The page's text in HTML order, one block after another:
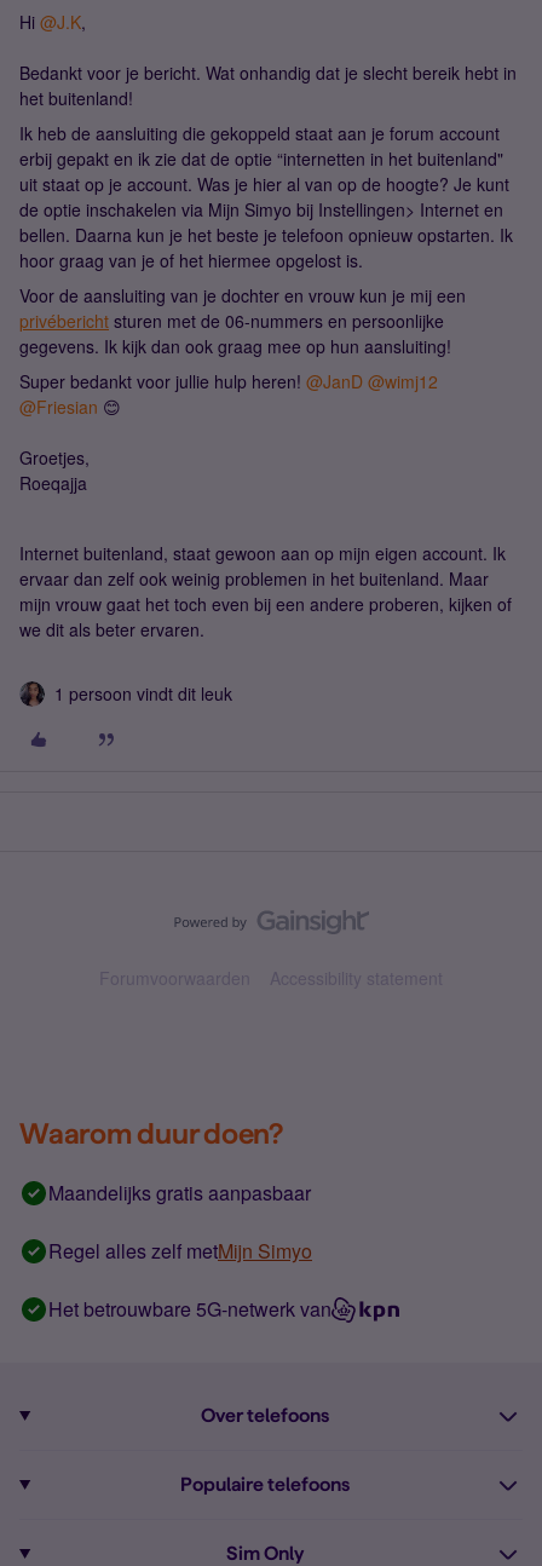
Hi ​ @J.K,
Bedankt voor je bericht. Wat onhandig dat je slecht bereik hebt in
het buitenland!
Ik heb de aansluiting die gekoppeld staat aan je forum account
erbij gepakt en ik zie dat de optie “internetten in het buitenland"
uit staat op je account. Was je hier al van op de hoogte? Je kunt
de optie inschakelen via Mijn Simyo bij Instellingen> Internet en
bellen. Daarna kun je het beste je telefoon opnieuw opstarten. Ik
hoor graag van je of het hiermee opgelost is.
Voor de aansluiting van je dochter en vrouw kun je mij een
privébericht sturen met de 06-nummers en persoonlijke
gegevens. Ik kijk dan ook graag mee op hun aansluiting!
Super bedankt voor jullie hulp heren! ​ @JanD @wimj12
@Friesian 😊
Groetjes,
Roeqajja
Internet buitenland, staat gewoon aan op mijn eigen account. Ik
ervaar dan zelf ook weinig problemen in het buitenland. Maar
mijn vrouw gaat het toch even bij een andere proberen, kijken of
we dit als beter ervaren.
1 persoon vindt dit leuk
Forumvoorwaarden Accessibility statement
Waarom duur doen?
Maandelijks gratis aanpasbaar
Regel alles zelf metMijn Simyo
Het betrouwbare 5G-netwerk van
Over telefoons
Populaire telefoons
Sim Only